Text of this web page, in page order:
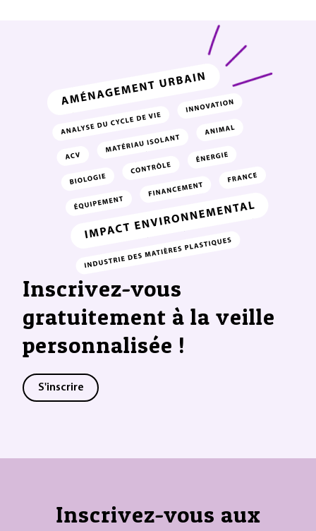
Inscrivez-vous
gratuitement à la veille
personnalisée !
S'inscrire
Inscrivez-vous aux